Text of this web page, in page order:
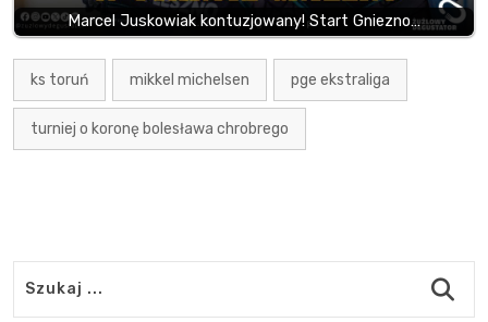
Marcel Juskowiak kontuzjowany! Start Gniezno…
ks toruń mikkel michelsen pge ekstraliga
turniej o koronę bolesława chrobrego